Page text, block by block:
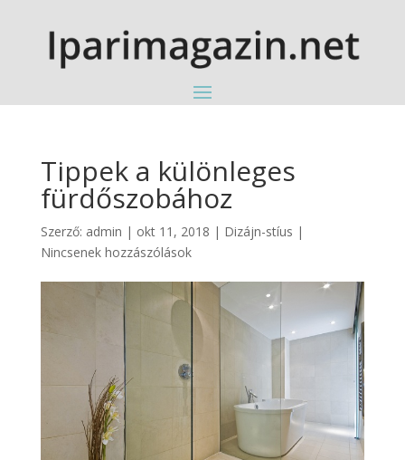
Tippek a különleges
fürdőszobához
Szerző: admin | okt 11, 2018 | Dizájn-stíus |
Nincsenek hozzászólások